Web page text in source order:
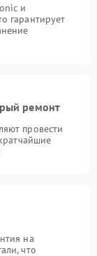
и
гарантирует
ремонт
провести
на
что